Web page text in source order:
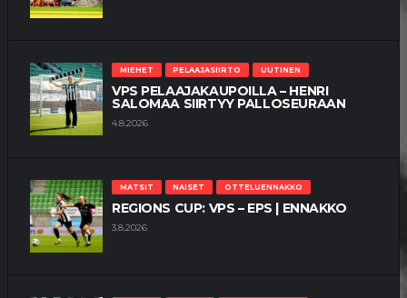
MIEHET PELAAJASIIRTO UUTINEN
VPS PELAAJAKAUPOILLA – HENRI
SALOMAA SIIRTYY PALLOSEURAAN
4.8.2026
MATSIT NAISET OTTELUENNAKKO
REGIONS CUP: VPS – EPS | ENNAKKO
3.8.2026